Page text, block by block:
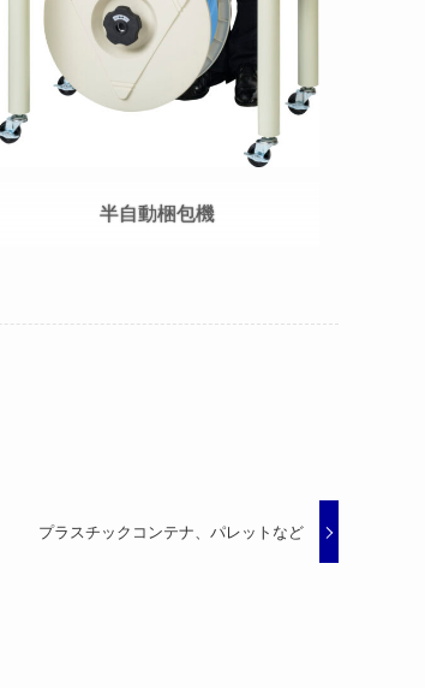
半自動梱包機
プラスチックコンテナ、パレットなど